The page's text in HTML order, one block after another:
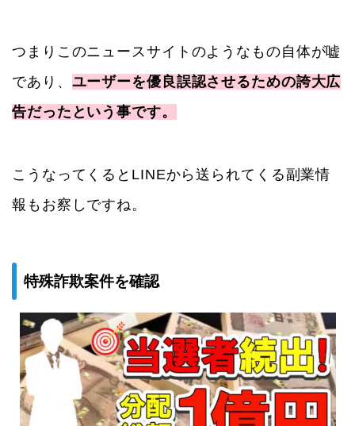
つまりこのニュースサイトのようなもの自体が嘘
であり、 ユーザーを優良誤認させるための誇大広
告だったという事です。
こうなってくるとLINEから送られてくる副業情
報もお察しですね。
特殊詐欺案件を確認